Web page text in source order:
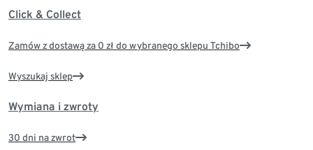
Click & Collect
Zamów z dostawą za 0 zł do wybranego sklepu Tchibo
Wyszukaj sklep
Wymiana i zwroty
30 dni na zwrot